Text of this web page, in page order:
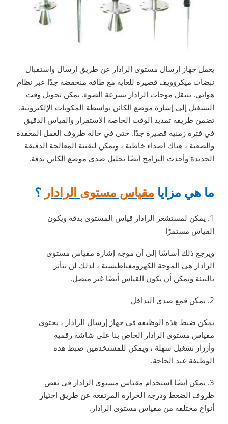
يعمل جهاز إرسال مستوى الرادار عن طريق إرسال واستقبال
نبضات ميكروويف قصيرة للغاية مع طاقة منخفضة جدًا عبر نظام
هوائي. تنتقل موجات الرادار بسرعة الضوء. يمكن تحويل وقت
التشغيل إلى إشارة موضع الكائن بواسطة المكونات الإلكترونية.
تضمن طريقة تمديد الوقت الخاصة الاستقرار والقياس الدقيق
في فترة زمنية قصيرة جدًا. حتى في حالة ظروف العمل المعقدة
والصعبة ، هناك أصداء خاطئة ، ويمكن لتقنية المعالجة الدقيقة
الجديدة وأحدث البرامج أيضًا تحليل صدى موضع الكائن بدقة.
ما هي مزايا مقياس مستوى الرادار ؟
1. يمكن لمستشعر الرادار قياس المستوى بدقة ويكون
القياس مستمرًا
ويرجع ذلك أساسًا إلى أن موجة إشارة مقياس مستوى
الرادار هي الموجة الكهرومغناطيسية ، لذلك لن تتأثر
بالبيئة ويمكن أن يكون القياس أيضًا غير متصل.
2. يمكن قمع صدى التداخل
يمكن ضبط هذه الوظيفة في جهاز إرسال الرادار ، يحتوي
مقياس مستوى الرادار الخاص بنا على شاشة رقمية
وأزرار تشغيل سهلة ، ويمكن للمستخدمين ضبط هذه
الوظيفة عند الحاجة.
3. يمكن أيضًا استخدام مقياس مستوى الرادار في بعض
ظروف الضغط ودرجة الحرارة المرتفعة عن طريق اختيار
أنواع مختلفة من مقياس مستوى الرادار.